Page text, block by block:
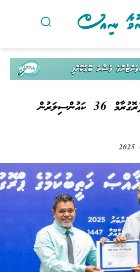
ޕްރޮފެޝަނަލް ޚަޠީބް ޕްރޮގުރާމް 36 ކައުންސިލަރުން